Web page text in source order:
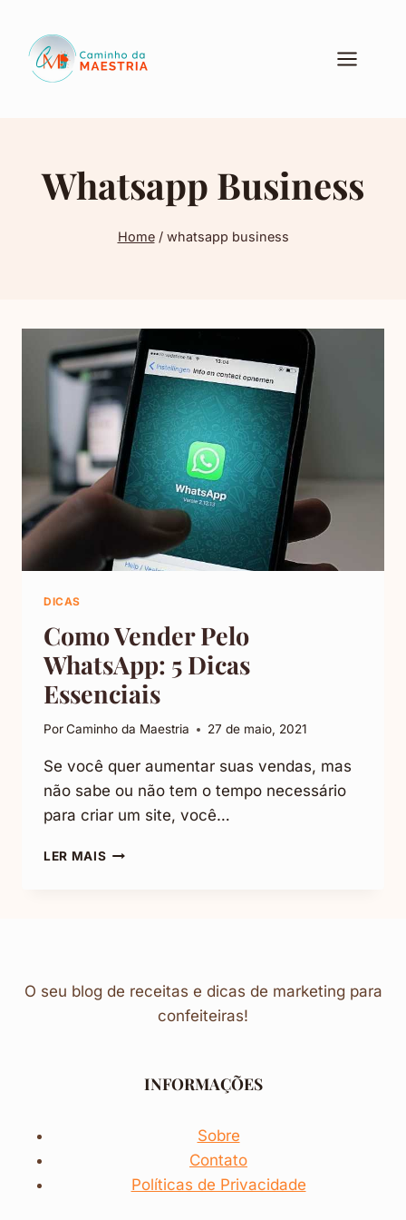
Conteúdo
Whatsapp Business
Home / whatsapp business
DICAS
Como Vender Pelo
WhatsApp: 5 Dicas
Essenciais
PorCaminho da Maestria 27 de maio, 2021
Se você quer aumentar suas vendas, mas
não sabe ou não tem o tempo necessário
para criar um site, você…
LER MAISCOMO
O seu blog de receitas e dicas de marketing para
confeiteiras!
INFORMAÇÕES
Sobre
Contato
Políticas de Privacidade